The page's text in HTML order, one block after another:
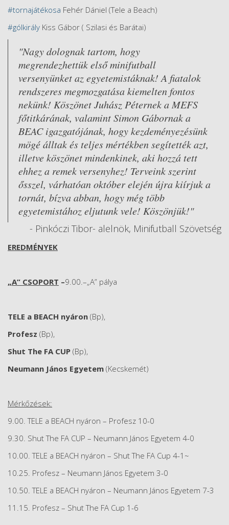
#tornajátékosa Fehér Dániel (Tele a Beach)
#gólkirály Kiss Gábor ( Szilasi és Barátai)
"Nagy dolognak tartom, hogy
megrendezhettük első minifutball
versenyünket az egyetemistáknak! A fiatalok
rendszeres megmozgatása kiemelten fontos
nekünk! Köszönet Juhász Péternek a MEFS
főtitkárának, valamint Simon Gábornak a
BEAC igazgatójának, hogy kezdeményezésünk
mögé álltak és teljes mértékben segítették azt,
illetve köszönet mindenkinek, aki hozzá tett
ehhez a remek versenyhez! Terveink szerint
ősszel, várhatóan október elején újra kiírjuk a
tornát, bízva abban, hogy még több
egyetemistához eljutunk vele! Köszönjük!"
- Pinkóczi Tibor- alelnök, Minifutball Szövetség
EREDMÉNYEK
„A” CSOPORT –9.00.–„A” pálya
TELE a BEACH nyáron (Bp),
Profesz (Bp),
Shut The FA CUP (Bp),
Neumann János Egyetem (Kecskemét)
Mérkőzések:
9.00. TELE a BEACH nyáron – Profesz 10-0
9.30. Shut The FA CUP – Neumann János Egyetem 4-0
10.00. TELE a BEACH nyáron – Shut The FA Cup 4-1~
10.25. Profesz – Neumann János Egyetem 3-0
10.50. TELE a BEACH nyáron – Neumann János Egyetem 7-3
11.15. Profesz – Shut The FA Cup 1-6